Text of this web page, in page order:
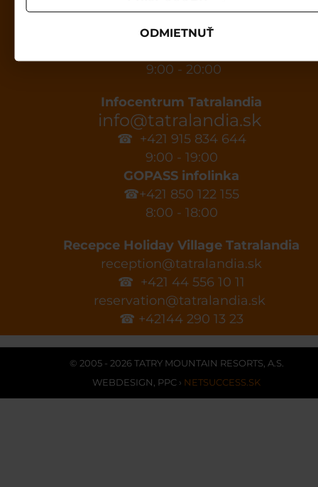
ODMIETNUŤ
Tatralandia
9:00 - 20:00
Infocentrum Tatralandia
info@tatralandia.sk
☎ +421 915 834 644
9:00 - 19:00
GOPASS infolinka
☎+421 850 122 155
8:00 - 18:00
Recepce Holiday Village Tatralandia
reception@tatralandia.sk
☎ +421 44 556 10 11
reservation@tatralandia.sk
☎ +42144 290 13 23
© 2005 - 2026 TATRY MOUNTAIN RESORTS, A.S.
WEBDESIGN PPC › NETSUCCESS.SK